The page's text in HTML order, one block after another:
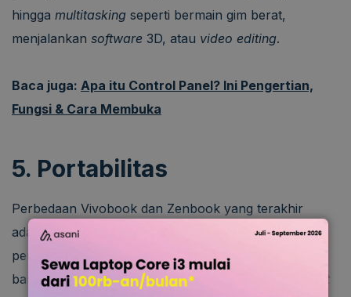
hingga multitasking seperti bermain gim berat,
menjalankan software 3D, atau video editing.
Baca juga: Apa itu Control Panel? Ini Pengertian,
Fungsi & Cara Membuka
5. Portabilitas
Perbedaan Vivobook dan Zenbook yang terakhir
adalah portabilitas. Untuk menyokong aktivitas
penggunanya, Zenbook memiliki porta yang lebih
banyak dan canggih dengan basis USB-C
thunderbolt